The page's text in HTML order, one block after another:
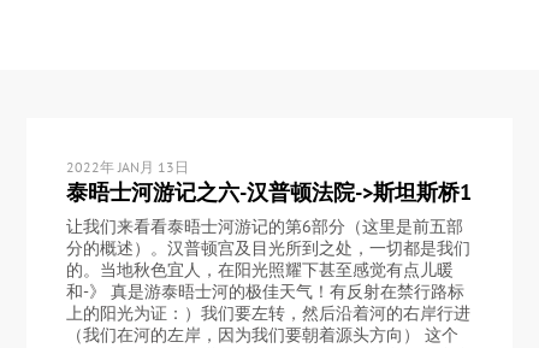
2022年 JAN月 13日
泰晤士河游记之六-汉普顿法院->斯坦斯桥1
让我们来看看泰晤士河游记的第6部分（这里是前五部
分的概述）。汉普顿宫及目光所到之处，一切都是我们
的。当地秋色宜人，在阳光照耀下甚至感觉有点儿暖
和-》 真是游泰晤士河的极佳天气！有反射在禁行路标
上的阳光为证：）我们要左转，然后沿着河的右岸行进
（我们在河的左岸，因为我们要朝着源头方向） 这个